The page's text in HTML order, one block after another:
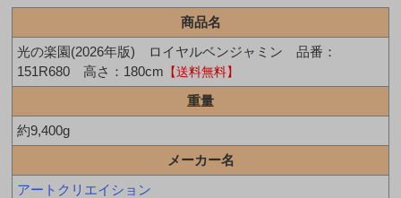
商品名
光の楽園(2026年版) ロイヤルベンジャミン 品番：
151R680 高さ：180cm 【送料無料】
重量
約9,400g
メーカー名
アートクリエイション